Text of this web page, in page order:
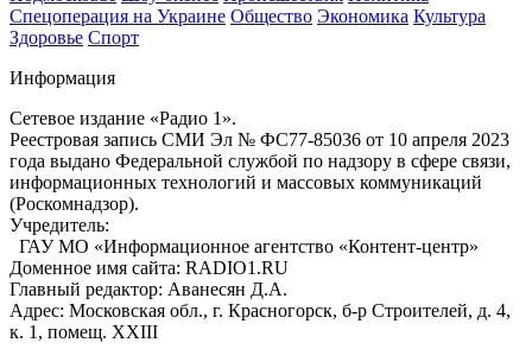
Спецоперация на Украине Общество Экономика Культура
Здоровье Спорт
Информация
Сетевое издание «Радио 1».
Реестровая запись СМИ Эл № ФС77-85036 от 10 апреля 2023
года выдано Федеральной службой по надзору в сфере связи,
информационных технологий и массовых коммуникаций
(Роскомнадзор).
Учредитель:
ГАУ МО «Информационное агентство «Контент-центр»
Доменное имя сайта: RADIO1.RU
Главный редактор: Аванесян Д.А.
Адрес: Московская обл., г. Красногорск, б-р Строителей, д. 4,
к. 1, помещ. XXIII